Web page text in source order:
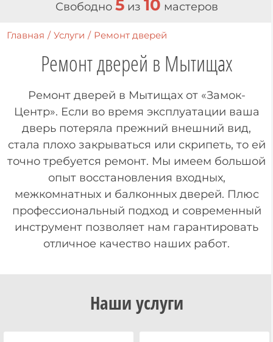
Свободно 5из 10 мастеров
Главная / Услуги / Ремонт дверей
Ремонт дверей в Мытищах
Ремонт дверей в Мытищах от «Замок-
Центр». Если во время эксплуатации ваша
дверь потеряла прежний внешний вид,
стала плохо закрываться или скрипеть, то ей
точно требуется ремонт. Мы имеем большой
опыт восстановления входных,
межкомнатных и балконных дверей. Плюс
профессиональный подход и современный
инструмент позволяет нам гарантировать
отличное качество наших работ.
Наши услуги